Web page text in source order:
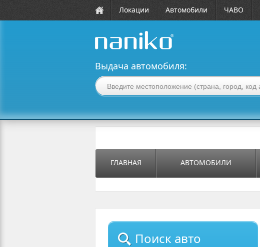
Локации Автомобили ЧАВО
Выдача автомобиля:
ГЛАВНАЯ АВТОМОБИЛИ
Поиск авто